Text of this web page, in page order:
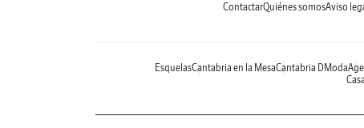
ContactarQuiénes somosAviso
EsquelasCantabria en la MesaCantabria DModa